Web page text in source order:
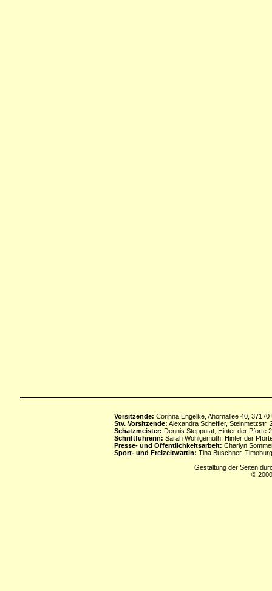
Vorsitzende: Corinna Engelke, Ahornallee 40,
Stv. Vorsitzende: Alexandra Scheffler, Steinmetzstr.
Schatzmeister: Dennis Stepputat, Hinter der Pforte
Schriftführerin: Sarah Wohlgemuth, Hinter der
Presse- und Öffentlichkeitsarbeit: Charlyn
Sport- und Freizeitwartin: Tina Buschner,
Gestaltung der Seiten
©